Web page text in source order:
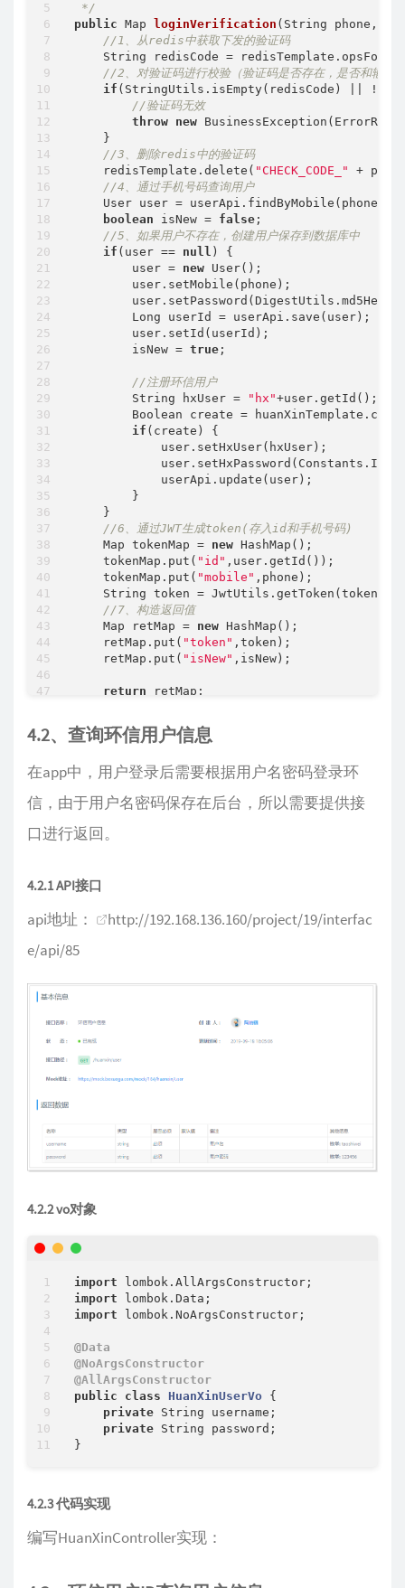
*/
public Map loginVerification (String phone,
//1、从redis中获取下发的验证码
String redisCode =
//2、对验证码进行校验（验证码是否存在，是否和输入
if (StringUtils.isEmpty(redisCode) ||
//验证码无效
throw new
    }
//3、删除redis中的验证码
    redisTemplate.delete(
"CHECK_CODE_"
+
//4、通过手机号码查询用户
    User user = userApi.findByMobile(phone);
boolean isNew = false ;
//5、如果用户不存在，创建用户保存到数据库中
if (user == null ) {
        user =
new User();
        user.setMobile(phone);
        user.setPassword(DigestUtils.md5Hex(
        Long userId = userApi.save(user);
        user.setId(userId);
        isNew =
true ;
//注册环信用户
        String hxUser =
"hx"+user.getId();
Boolean create =
if (create) {
            user.setHxUser(hxUser);
            userApi.update(user);
        }
    }
//6、通过JWT生成token(存入id和手机号码)
    Map tokenMap =
new HashMap();
    tokenMap.put(
"id" ,user.getId());
    tokenMap.put(
"mobile" ,phone);
String token =
//7、构造返回值
    Map retMap =
new HashMap();
    retMap.put(
"token" ,token);
    retMap.put(
"isNew" ,isNew);
return retMap;
4.2、查询环信用户信息
在app中，用户登录后需要根据用户名密码登录环
信，由于用户名密码保存在后台，所以需要提供接
口进行返回。
4.2.1 API接口
api地址：
http://192.168.136.160/project/19/interfac
e/api/85
4.2.2 vo对象
import
import
import lombok.NoArgsConstructor;
@Data
@NoArgsConstructor
@AllArgsConstructor
public
class HuanXinUserVo {
private String username;
private String password;
4.2.3 代码实现
编写HuanXinController实现：